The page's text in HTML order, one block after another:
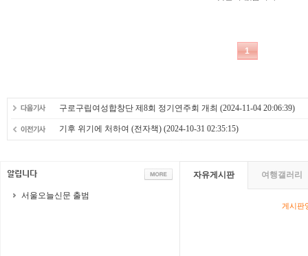
구로구립여성합창단 제8회 정기연주회 개최 (2024-11-04 20:06:39)
기후 위기에 처하여 (전자책) (2024-10-31 02:35:15)
서울오늘신문 출범
자유게시판 여행갤러리
게시판